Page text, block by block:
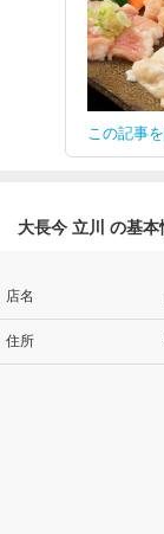
この記事
大長今 立川 の基本
店名
住所